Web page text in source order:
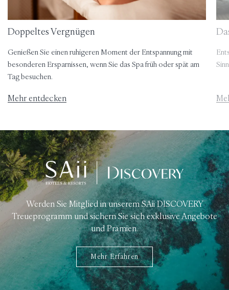
Doppeltes Vergnügen
Genießen Sie einen ruhigeren Moment der Entspannung mit
besonderen Ersparnissen, wenn Sie das Spa früh oder spät am
Tag besuchen.
Mehr entdecken
Werden Sie Mitglied in unserem SAii DISCOVERY
Treueprogramm und sichern Sie sich exklusive Angebote
und Prämien.
Mehr Erfahren